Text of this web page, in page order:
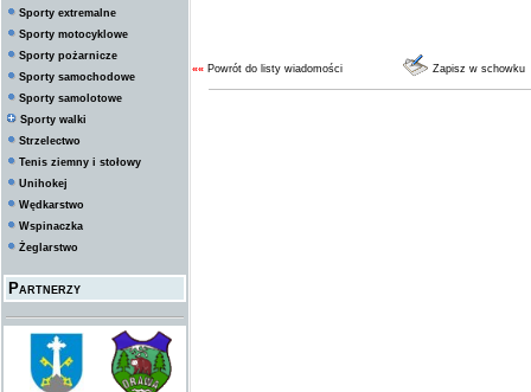
Sporty extremalne
Sporty motocyklowe
Sporty pożarnicze
Sporty samochodowe
Sporty samolotowe
Sporty walki
Strzelectwo
Tenis ziemny i stołowy
Unihokej
Wędkarstwo
Wspinaczka
Żeglarstwo
Partnerzy
«« Powrót do listy wiadomości Zapisz w schowku